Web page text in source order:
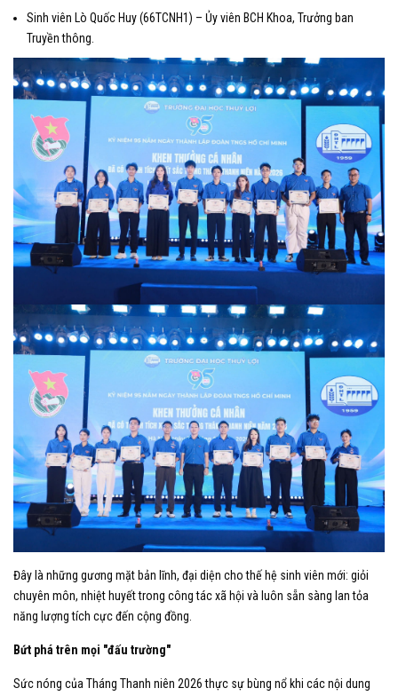
Sinh viên Lò Quốc Huy (66TCNH1) – Ủy viên BCH Khoa, Trưởng ban
Truyền thông.
Đây là những gương mặt bản lĩnh, đại diện cho thế hệ sinh viên mới: giỏi
chuyên môn, nhiệt huyết trong công tác xã hội và luôn sẵn sàng lan tỏa
năng lượng tích cực đến cộng đồng.
Bứt phá trên mọi "đấu trường"
Sức nóng của Tháng Thanh niên 2026 thực sự bùng nổ khi các nội dung